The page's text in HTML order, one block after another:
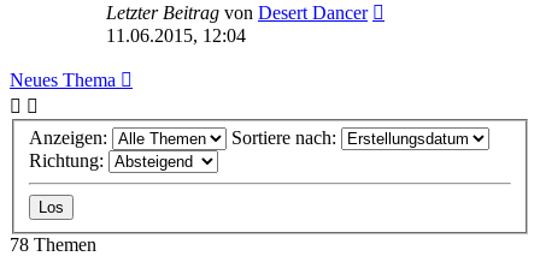
Letzter Beitrag von Desert Dancer
11.06.2015, 12:04
Neues Thema
Anzeigen:
Sortiere nach:
Richtung:
78 Themen